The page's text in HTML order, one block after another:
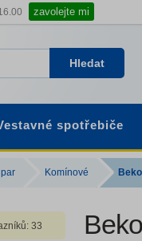
zavolejte mi
Hledat
spotřebiče
Komínové
33